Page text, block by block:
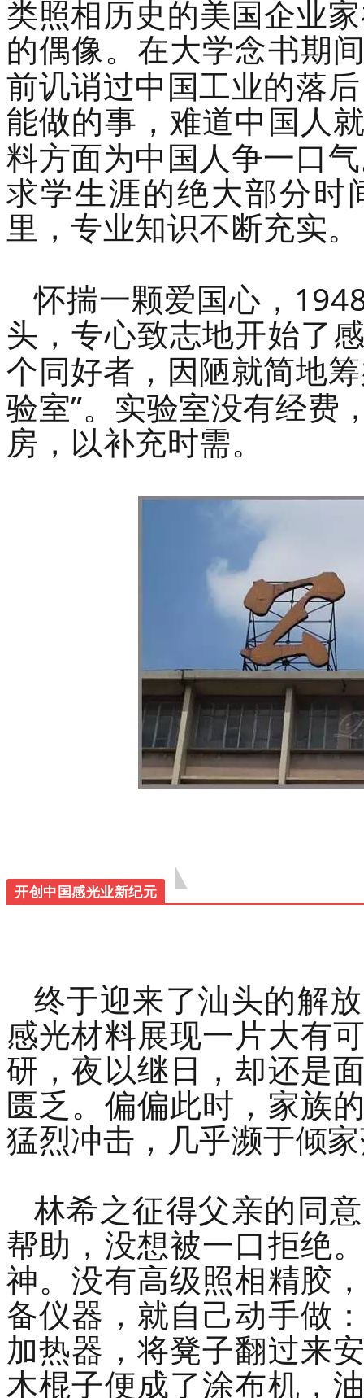
类照相历史的美国企业
的偶像。在大学念书期
前讥诮过中国工业的落
能做的事，难道中国人
料方面为中国人争一口
求学生涯的绝大部分时
里，专业知识不断充实。
怀揣一颗爱国心，
头，专心致志地开始了
个同好者，因陋就简地
验室”。实验室没有经费
房，以补充时需。
开创中国感光业新纪元
终于迎来了汕头的解
感光材料展现一片大有
研，夜以继日，却还是
匮乏。偏偏此时，家族
猛烈冲击，几乎濒于倾
林希之征得父亲的同
帮助，没想被一口拒绝
神。没有高级照相精胶
备仪器，就自己动手做
加热器，将凳子翻过来
木棍子便成了涂布机，